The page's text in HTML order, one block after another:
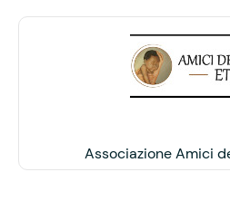
Associazione Amici